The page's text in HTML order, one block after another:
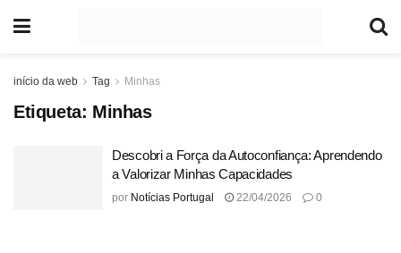
início da web Tag Minhas
Etiqueta: Minhas
Descobri a Força da Autoconfiança: Aprendendo
a Valorizar Minhas Capacidades
por Notícias Portugal 22/04/2026 0